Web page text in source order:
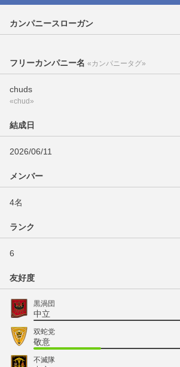
カンパニースローガン
フリーカンパニー名 «カンパニータグ»
chuds
«chud»
結成日
2026/06/11
メンバー
4名
ランク
6
友好度
黒渦団
中立
双蛇党
敬意
不滅隊